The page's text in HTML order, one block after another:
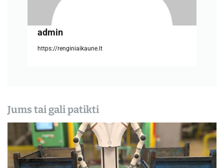
ų
admin
https://renginiaikaune.lt
Jums tai gali patikti